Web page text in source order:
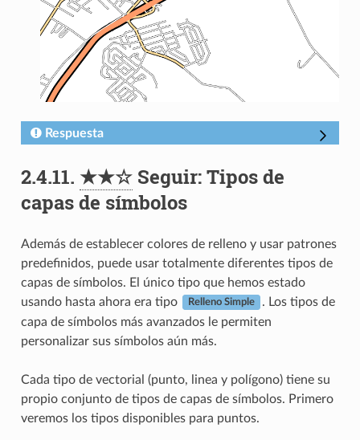
Respuesta
2.4.11. ★★☆Seguir: Tipos de
capas de símbolos
Además de establecer colores de relleno y usar patrones
predefinidos, puede usar totalmente diferentes tipos de
capas de símbolos. El único tipo que hemos estado
usando hasta ahora era tipo
Relleno Simple
. Los tipos de
capa de símbolos más avanzados le permiten
personalizar sus símbolos aún más.
Cada tipo de vectorial (punto, linea y polígono) tiene su
propio conjunto de tipos de capas de símbolos. Primero
veremos los tipos disponibles para puntos.